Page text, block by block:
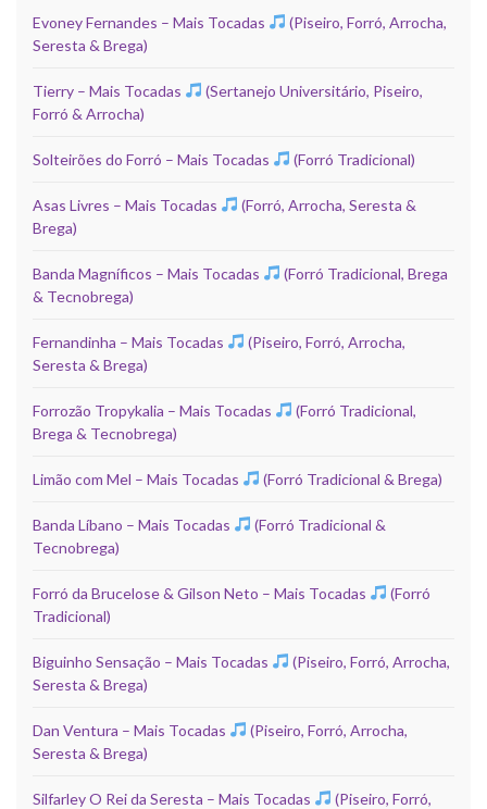
Evoney Fernandes – Mais Tocadas
(Piseiro, Forró, Arrocha,
Seresta & Brega)
Tierry – Mais Tocadas
(Sertanejo Universitário, Piseiro,
Forró & Arrocha)
Solteirões do Forró – Mais Tocadas (Forró Tradicional)
Asas Livres – Mais Tocadas
(Forró, Arrocha, Seresta &
Brega)
Banda Magníficos – Mais Tocadas
(Forró Tradicional, Brega
& Tecnobrega)
Fernandinha – Mais Tocadas
(Piseiro, Forró, Arrocha,
Seresta & Brega)
Forrozão Tropykalia – Mais Tocadas
(Forró Tradicional,
Brega & Tecnobrega)
Limão com Mel – Mais Tocadas (Forró Tradicional & Brega)
Banda Líbano – Mais Tocadas
(Forró Tradicional &
Tecnobrega)
Forró da Brucelose & Gilson Neto – Mais Tocadas
(Forró
Tradicional)
Biguinho Sensação – Mais Tocadas
(Piseiro, Forró, Arrocha,
Seresta & Brega)
Dan Ventura – Mais Tocadas
(Piseiro, Forró, Arrocha,
Seresta & Brega)
Silfarley O Rei da Seresta – Mais Tocadas
(Piseiro, Forró,